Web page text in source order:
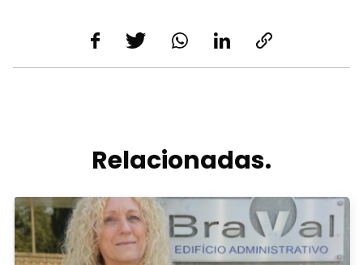
Relacionadas.